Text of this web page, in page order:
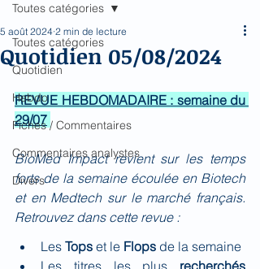
Toutes catégories
Quotidien
Hebdo
Fiches / Commentaires
Commentaires analystes
Divers
Toutes catégories
Quotidien 05/08/2024
5 août 2024 2 min de lecture
REVUE HEBDOMADAIRE : semaine du
29/07
BioMed Impact revient sur les temps
forts de la semaine écoulée en Biotech
et en Medtech sur le marché français.
Retrouvez dans cette revue :
Les Tops et le Flops de la semaine
Les titres les plus